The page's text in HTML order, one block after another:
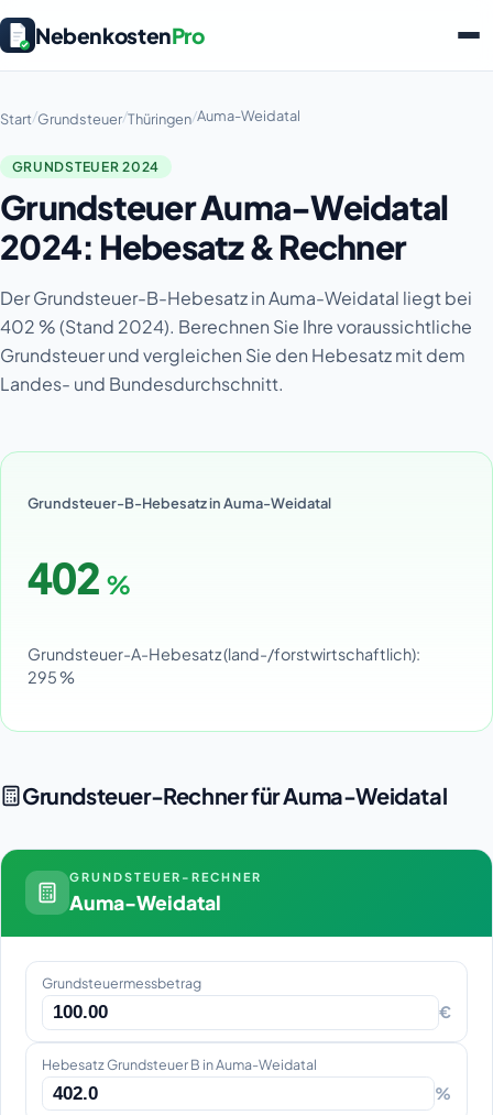
NebenkostenPro
Start/Grundsteuer/Thüringen/Auma-Weidatal
GRUNDSTEUER 2024
Grundsteuer Auma-Weidatal
2024: Hebesatz & Rechner
Der Grundsteuer-B-Hebesatz in Auma-Weidatal liegt bei
402 % (Stand 2024). Berechnen Sie Ihre voraussichtliche
Grundsteuer und vergleichen Sie den Hebesatz mit dem
Landes- und Bundesdurchschnitt.
Grundsteuer-B-Hebesatz in Auma-Weidatal
402 %
Grundsteuer-A-Hebesatz (land-/forstwirtschaftlich):
295 %
Grundsteuer-Rechner für Auma-Weidatal
GRUNDSTEUER-RECHNER
Auma-Weidatal
Grundsteuermessbetrag
€
Hebesatz Grundsteuer B in Auma-Weidatal
%